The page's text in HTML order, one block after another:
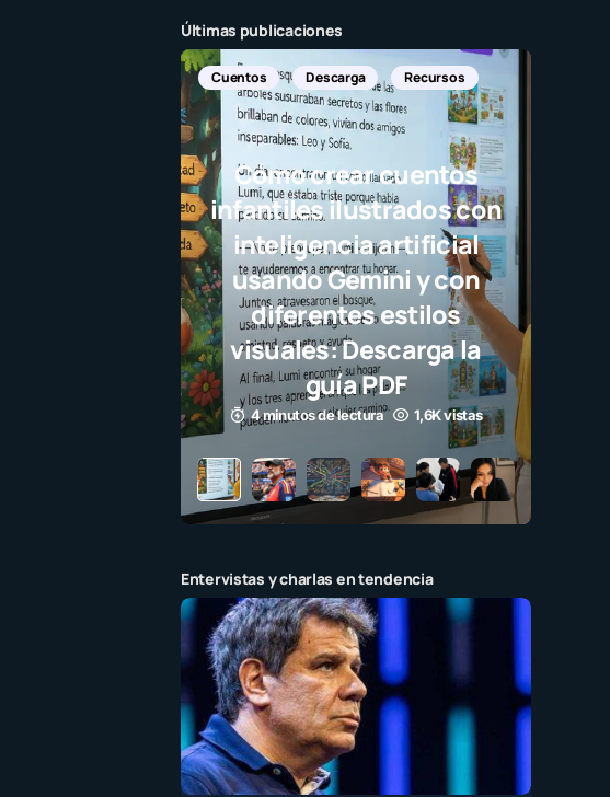
Últimas publicaciones
Cuentos Descarga Recursos
Cómo crear cuentos
infantiles ilustrados con
inteligencia artificial
usando Gemini y con
diferentes estilos
visuales: Descarga la
guía PDF
4 minutos de lectura 1,6K vistas
Entervistas y charlas en tendencia